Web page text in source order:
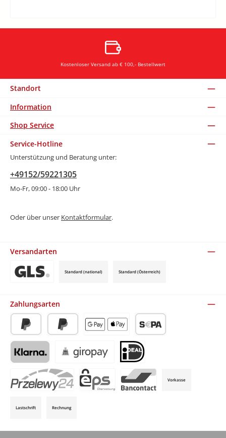
Kostenloser Versand ab € 100,- Bestellwert
Standort
Information
Shop Service
Service-Hotline
Unterstützung und Beratung unter:
+49152/59221305
Mo-Fr, 09:00 - 18:00 Uhr
Oder über unser Kontaktformular.
Versandarten
Standard (national) Standard (Österreich)
Zahlungsarten
PayPal Später BezahlenApple Pay / Google Pay (via Stripe)
SEPA-Lastschrift (via Stripe)
Klarna (via Stripe)Giropay (via Stripe) iDeal (via Stripe)
Vorkasse
Lastschrift Rechnung